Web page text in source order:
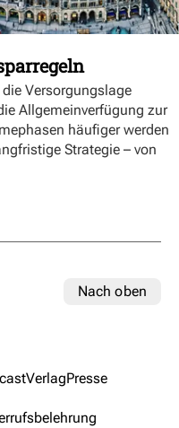
Versorgungslage
Allgemeinverfügung zur
häufiger werden
Strategie – von
Nach oben
VerlagPresse